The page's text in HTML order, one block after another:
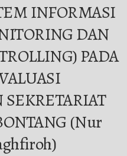
INFORMASI
DAN
PADA
(Nur